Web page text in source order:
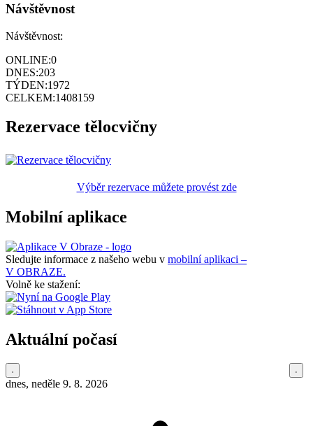
Návštěvnost
Návštěvnost:
ONLINE:0
DNES:203
TÝDEN:1972
CELKEM:1408159
Rezervace tělocvičny
Výběr rezervace můžete provést zde
Mobilní aplikace
Sledujte informace z našeho webu v mobilní aplikaci –
V OBRAZE.
Volně ke stažení:
Aktuální počasí
dnes, neděle 9. 8. 2026